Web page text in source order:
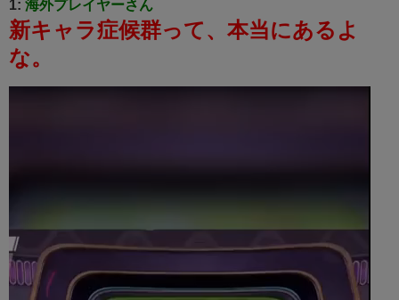
1: 海外プレイヤーさん
新キャラ症候群って、本当にあるよ
な。